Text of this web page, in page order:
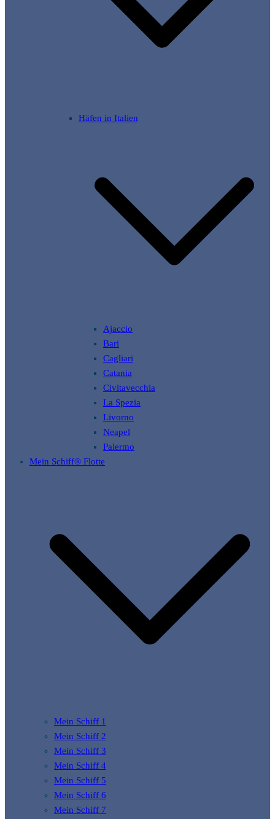
Häfen in Italien
Ajaccio
Bari
Cagliari
Catania
Civitavecchia
La Spezia
Livorno
Neapel
Palermo
Mein Schiff® Flotte
Mein Schiff 1
Mein Schiff 2
Mein Schiff 3
Mein Schiff 4
Mein Schiff 5
Mein Schiff 6
Mein Schiff 7